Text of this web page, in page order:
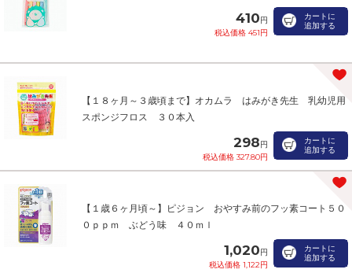
410円
税込価格 451円
カートに
追加する
【１８ヶ月～３歳頃まで】オカムラ はみがき先生 乳幼児用
スポンジフロス ３０本入
298円
税込価格 327.80円
カートに
追加する
【１歳６ヶ月頃～】ピジョン おやすみ前のフッ素コート５０
０ｐｐｍ ぶどう味 ４０ｍｌ
1,020円
税込価格 1,122円
カートに
追加する